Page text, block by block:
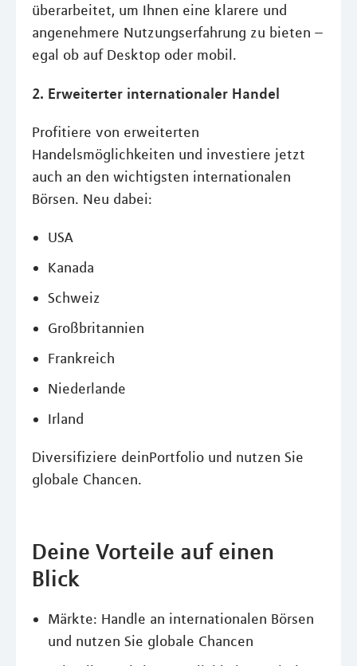
überarbeitet, um Ihnen eine klarere und
angenehmere Nutzungserfahrung zu bieten –
egal ob auf Desktop oder mobil.
2. Erweiterter internationaler Handel
Profitiere von erweiterten
Handelsmöglichkeiten und investiere jetzt
auch an den wichtigsten internationalen
Börsen. Neu dabei:
USA
Kanada
Schweiz
Großbritannien
Frankreich
Niederlande
Irland
Diversifiziere deinPortfolio und nutzen Sie
globale Chancen.
Deine Vorteile auf einen
Blick
Märkte: Handle an internationalen Börsen
und nutzen Sie globale Chancen